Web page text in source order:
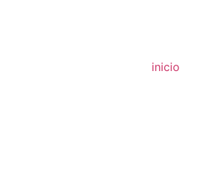
inicio